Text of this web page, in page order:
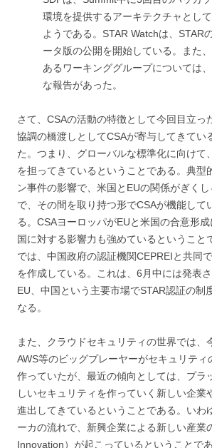
環境を提供するアーキテクチャとし
ようである。STAR Watchは、STAR
ータ版の公開を開始している。また
あるワーキンググループについては
な報告があった。
さて、CSAの活動の特徴として今回目立っ
協調の橋渡しとしてCSAが寄与してきてい
た。つまり、グローバルな標準化に向けて
を担ってきているということである。典型
ン事件の影響で、米国とEUの関係がぎく
で、その間を取り持つ形でCSAが機能して
る。CSAヨーロッパがEUと米国の合意形成
国に対する影響力も強めているということ
では、中国政府の認証機関CEPREIと共同
を作成している。これは、6月中には発表
EU、中国という主要市場でSTAR認証の制
なる。
また、クラウドセキュリティの世界では、
AWS等のビッグプレーヤーがセキュリティ
作っていたが、最近の傾向としては、プラ
しいセキュリティを作っていく新しい企業
進出してきているということである。いわ
ーカの流れで、新興企業による新しい産業
Innovation）が起こっているということで